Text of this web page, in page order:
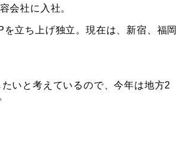
会社に入社。
立ち上げ独立。現在は、新宿、福岡
いと考えているので、今年は地方2